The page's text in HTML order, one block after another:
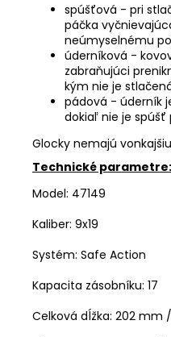
spúšťová - pri
páčka
neúmyselnému
úderníková -
zabraňujúci
kým nie je
pádová - úderník
dokiaľ nie je spúšť
Glocky nemajú
Technické parametre:
Model: 47149
Kaliber: 9x19
Systém: Safe Action
Kapacita zásobníku: 17
Celková dĺžka: 202 mm